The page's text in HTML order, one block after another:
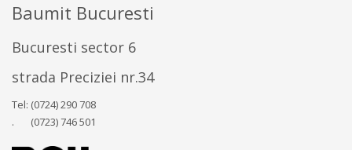
Baumit Bucuresti
Bucuresti sector 6
strada Preciziei nr.34
Tel: (0724) 290 708
. (0723) 746 501